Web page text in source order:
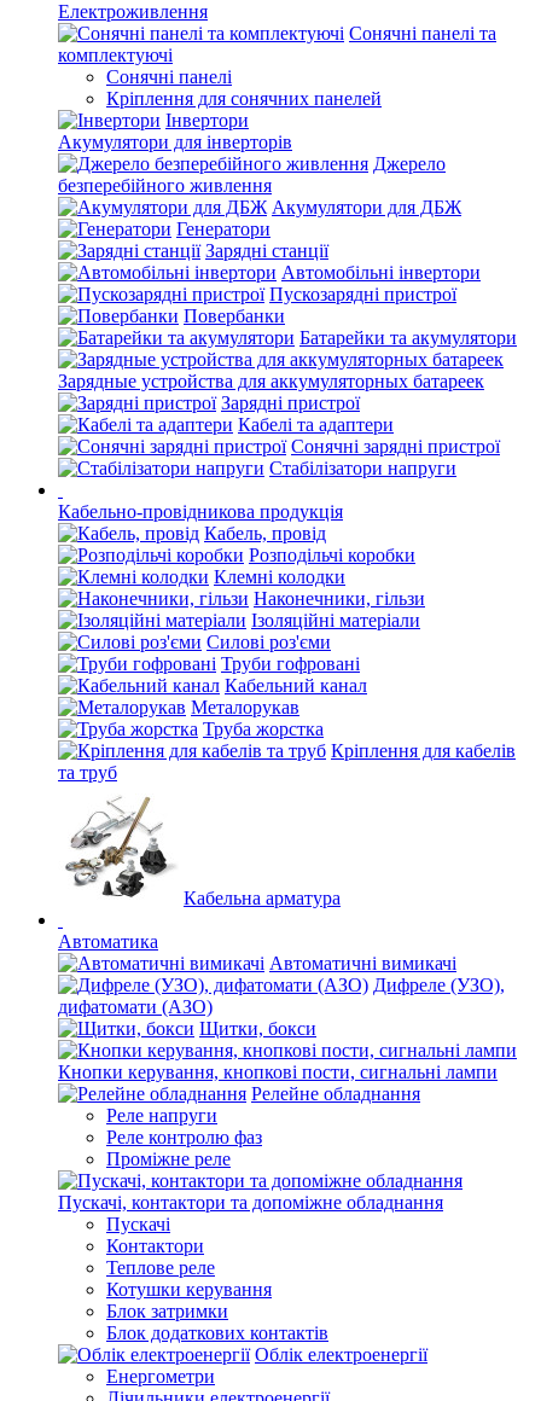
Електроживлення
Сонячні панелі та
комплектуючі
Сонячні панелі
Кріплення для сонячних панелей
Інвертори
Акумулятори для інверторів
Джерело
безперебійного живлення
Акумулятори для ДБЖ
Генератори
Зарядні станції
Автомобільні інвертори
Пускозарядні пристрої
Повербанки
Батарейки та акумулятори
Зарядные устройства для аккумуляторных батареек
Зарядні пристрої
Кабелі та адаптери
Сонячні зарядні пристрої
Стабілізатори напруги
Кабельно-провідникова продукція
Кабель, провід
Розподільчі коробки
Клемні колодки
Наконечники, гільзи
Ізоляційні матеріали
Силові роз'єми
Труби гофровані
Кабельний канал
Металорукав
Труба жорстка
Кріплення для кабелів
та труб
Кабельна арматура
Автоматика
Автоматичні вимикачі
Дифреле (УЗО),
дифатомати (АЗО)
Щитки, бокси
Кнопки керування, кнопкові пости, сигнальні лампи
Релейне обладнання
Реле напруги
Реле контролю фаз
Проміжне реле
Пускачі, контактори та допоміжне обладнання
Пускачі
Контактори
Теплове реле
Котушки керування
Блок затримки
Блок додаткових контактів
Облік електроенергії
Енергометри